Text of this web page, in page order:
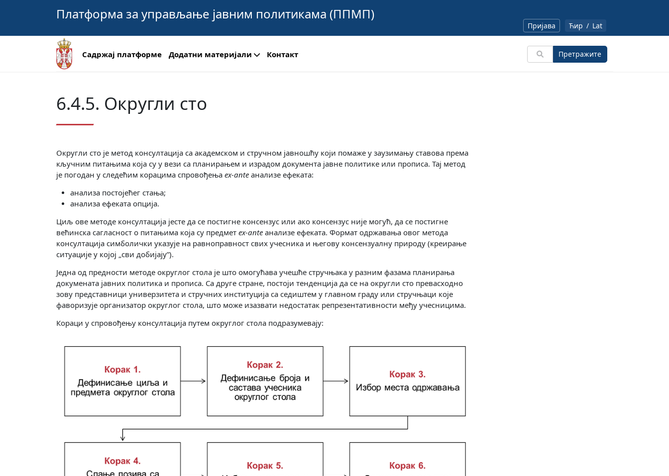
Платформа за управљање јавним политикама (ППМП)
Пријава Ћир / Lat
Садржај платформе Додатни материјали Контакт Претражите
6.4.5. Округли сто
Округли сто је метод консултација са академском и стручном јавношћу који помаже у заузимању ставова према
кључним питањима која су у вези са планирањем и израдом документа јавне политике или прописа. Тај метод
је погодан у следећим корацима спровођења ex-anteанализе ефеката:
анализа постојећег стања;
анализа ефеката опција.
Циљ ове методе консултација јесте да се постигне консензус или ако консензус није могућ, да се постигне
већинска сагласност о питањима која су предмет ex-anteанализе ефеката. Формат одржавања овог метода
консултација симболички указује на равноправност свих учесника и његову консензуалну природу (креирање
ситуације у којој „сви добијају”).
Једна од предности методе округлог стола је што омогућава учешће стручњака у разним фазама планирања
докумената јавних политика и прописа. Са друге стране, постоји тенденција да се на округли сто превасходно
зову представници универзитета и стручних институција са седиштем у главном граду или стручњаци које
фаворизује организатор округлог стола, што може изазвати недостатак репрезентативности међу учесницима.
Кораци у спровођењу консултација путем округлог стола подразумевају: